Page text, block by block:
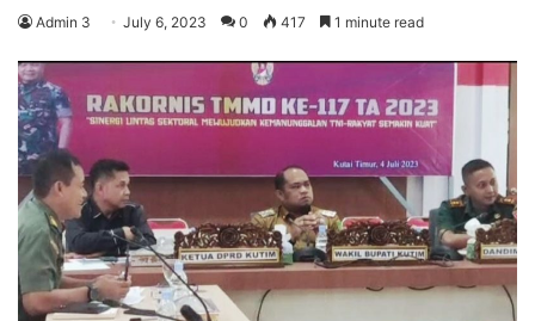
Admin 3 July 6, 2023 0 417 1 minute read